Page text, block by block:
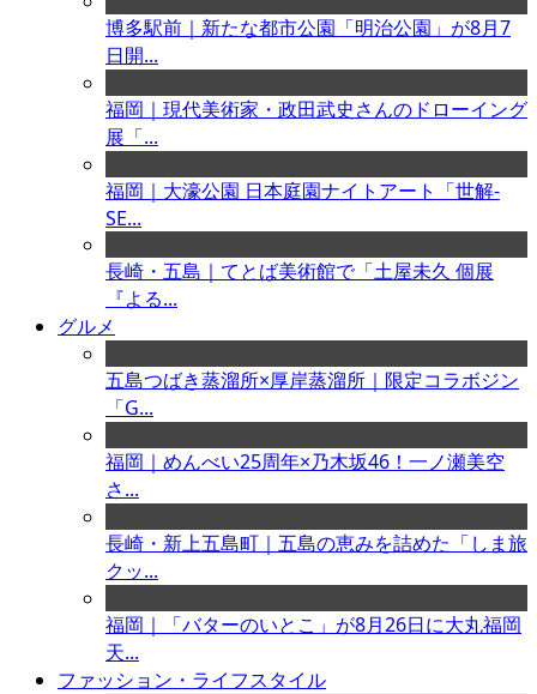
博多駅前｜新たな都市公園「明治公園」が8月7
日開...
福岡｜現代美術家・政田武史さんのドローイング
展「...
福岡｜大濠公園 日本庭園ナイトアート「世解-
SE...
長崎・五島｜てとば美術館で「土屋未久 個展
『よる...
グルメ
五島つばき蒸溜所×厚岸蒸溜所｜限定コラボジン
「G...
福岡｜めんべい25周年×乃木坂46！一ノ瀬美空
さ...
長崎・新上五島町｜五島の恵みを詰めた「しま旅
クッ...
福岡｜「バターのいとこ」が8月26日に大丸福岡
天...
ファッション・ライフスタイル